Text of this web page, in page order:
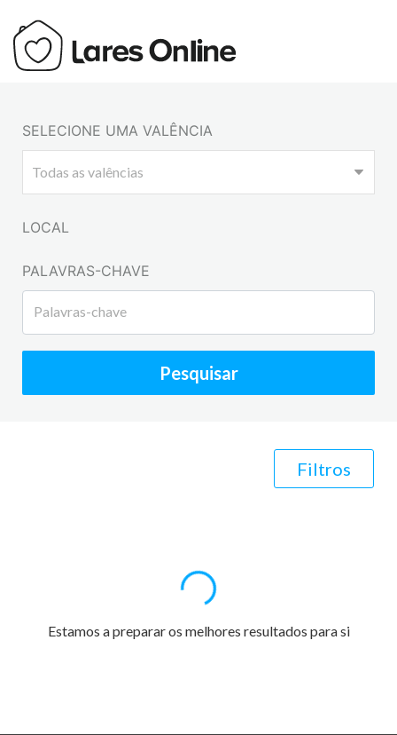
SELECIONE UMA VALÊNCIA
LOCAL
PALAVRAS-CHAVE
Pesquisar
Filtros
Estamos a preparar os melhores resultados para si